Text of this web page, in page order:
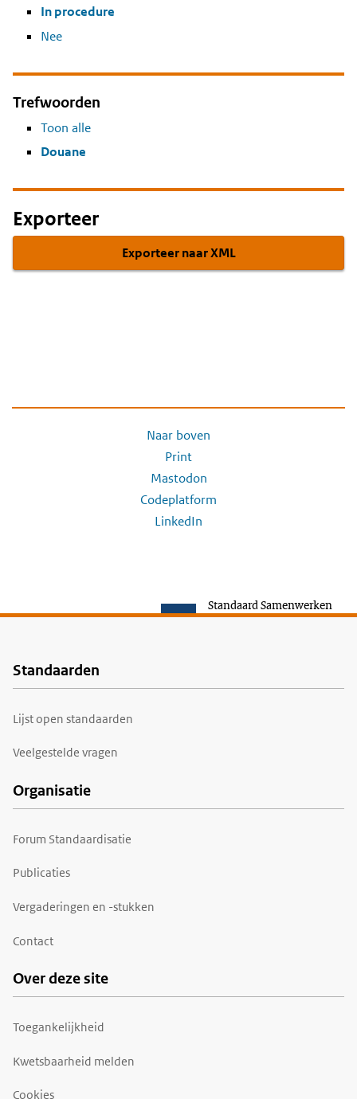
In procedure
Nee
Trefwoorden
Toon alle
Douane
Exporteer
Exporteer naar XML
Naar boven
Print
Mastodon
Codeplatform
LinkedIn
Standaard Samenwerken
Voet
Standaarden
Lijst open standaarden
Veelgestelde vragen
Organisatie
Forum Standaardisatie
Publicaties
Vergaderingen en -stukken
Contact
Over deze site
Toegankelijkheid
Kwetsbaarheid melden
Cookies